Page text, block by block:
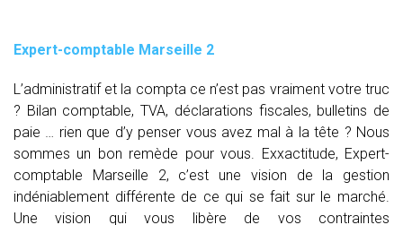
Expert-comptable Marseille 2
L’administratif et la compta ce n’est pas vraiment votre truc
? Bilan comptable, TVA, déclarations fiscales, bulletins de
paie … rien que d’y penser vous avez mal à la tête ? Nous
sommes un bon remède pour vous. Exxactitude, Expert-
comptable Marseille 2, c’est une vision de la gestion
indéniablement différente de ce qui se fait sur le marché.
Une vision qui vous libère de vos contraintes